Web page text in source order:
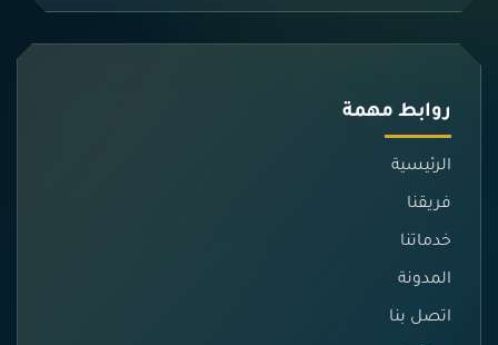
روابط مهمة
الرئيسية
فريقنا
خدماتنا
المدونة
اتصل بنا